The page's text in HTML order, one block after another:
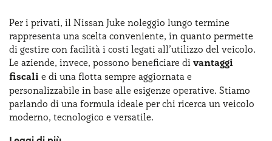
Per i privati, il Nissan Juke noleggio lungo termine
rappresenta una scelta conveniente, in quanto permette
di gestire con facilità i costi legati all’utilizzo del veicolo.
Le aziende, invece, possono beneficiare di vantaggi
fiscali e di una flotta sempre aggiornata e
personalizzabile in base alle esigenze operative. Stiamo
parlando di una formula ideale per chi ricerca un veicolo
moderno, tecnologico e versatile.